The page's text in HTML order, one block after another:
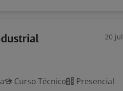
20 jul
Curso Técnico
Presencial